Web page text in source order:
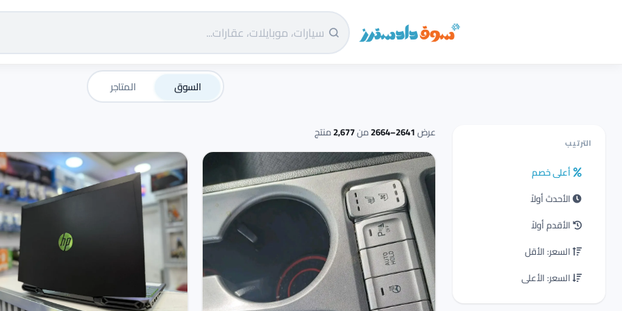
سوق دادسترز الرئيسية
السوق المتاجر
الترتيب
أعلى خصم
الأحدث أولاً
الأقدم أولاً
السعر: الأقل
السعر: الأعلى
عرض2641–2664 من2,677منتج